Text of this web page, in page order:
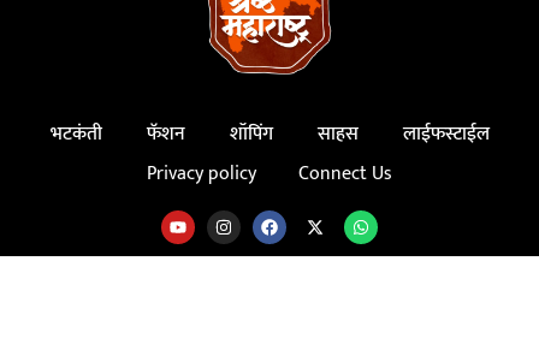
भटकंती फॅशन शॉपिंग साहस
लाईफस्टाईल
Privacy policy
Connect Us